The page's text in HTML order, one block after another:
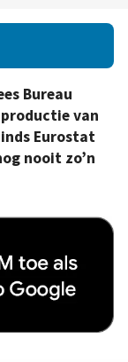
Bureau
van
Eurostat
nooit zo’n